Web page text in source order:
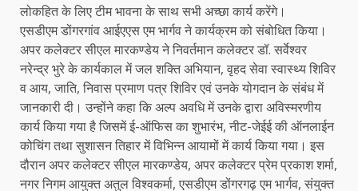
लोकहित के लिए टीम भावना के साथ सभी अच्छा कार्य करेंगे।
एसडीएम डोंगरगांव आईएएस एम भार्गव ने कार्यक्रम को संबोधित किया।
अपर कलेक्टर सीएल मारकण्डेय ने निवर्तमान कलेक्टर डॉ. सर्वेश्वर
नरेन्द्र भुरे के कार्यकाल में जल शक्ति अभियान, वृहद सेवा स्वास्थ्य शिविर
व आय, जाति, निवास प्रमाण पत्र शिविर एवं उनके योगदान के संबंध में
जानकारी दी। उन्होंने कहा कि अल्प अवधि में उनके द्वारा अविस्मरणीय
कार्य किया गया है जिसमें ई-ऑफिस का शुभारंभ, नीट-जेईई की ऑनलाईन
कोचिंग तथा सुशासन तिहार में विभिन्न आयामों में कार्य किया गया। इस
दौरान अपर कलेक्टर सीएल मारकण्डेय, अपर कलेक्टर प्रेम प्रकाश शर्मा,
नगर निगम आयुक्त अतुल विश्वकर्मा, एसडीएम डोंगरगढ़ एम भार्गव, संयुक्त